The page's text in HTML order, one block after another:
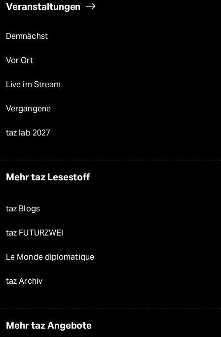
Veranstaltungen
Demnächst
Vor Ort
Live im Stream
Vergangene
taz lab 2027
Mehr taz Lesestoff
taz Blogs
taz FUTURZWEI
Le Monde diplomatique
taz Archiv
Mehr taz Angebote